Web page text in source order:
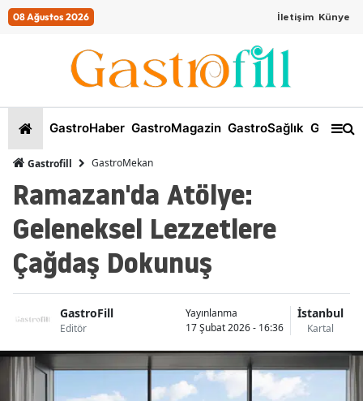
08 Ağustos 2026 İletişim Künye
GastroHaber GastroMagazin GastroSağlık
Gastrofill GastroMekan
Ramazan'da Atölye:
Geleneksel Lezzetlere
Çağdaş Dokunuş
GastroFill
Editör
Yayınlanma
17 Şubat 2026 - 16:36
İstanbul
Kartal